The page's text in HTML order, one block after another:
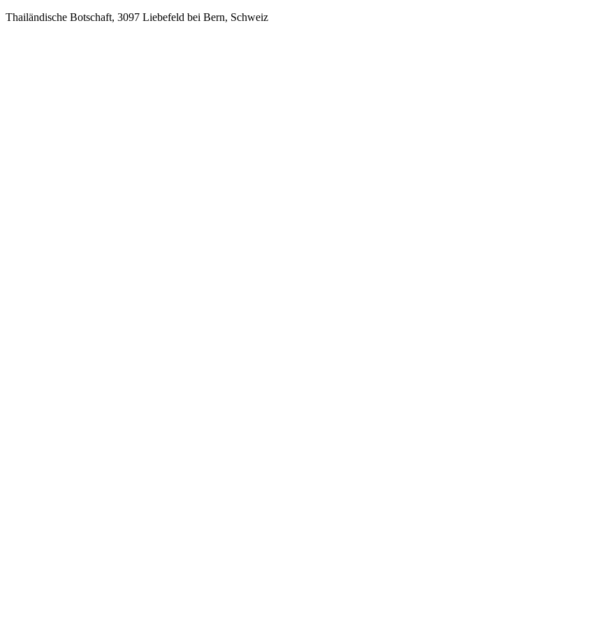
Thailändische Botschaft, 3097 Liebefeld bei Bern, Schweiz